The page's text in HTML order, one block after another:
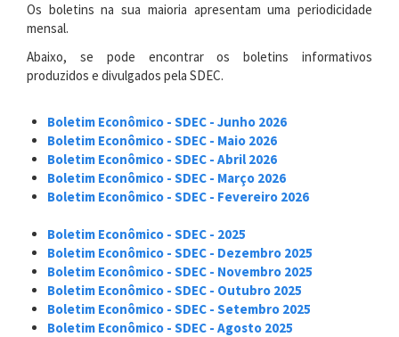
Os boletins na sua maioria apresentam uma periodicidade
mensal.
Abaixo, se pode encontrar os boletins informativos
produzidos e divulgados pela SDEC.
Boletim Econômico - SDEC - Junho 2026
Boletim Econômico - SDEC - Maio 2026
Boletim Econômico - SDEC - Abril 2026
Boletim Econômico - SDEC - Março 2026
Boletim Econômico - SDEC - Fevereiro 2026
Boletim Econômico - SDEC - 2025
Boletim Econômico - SDEC - Dezembro 2025
Boletim Econômico - SDEC - Novembro 2025
Boletim Econômico - SDEC - Outubro 2025
Boletim Econômico - SDEC - Setembro 2025
Boletim Econômico - SDEC - Agosto 2025